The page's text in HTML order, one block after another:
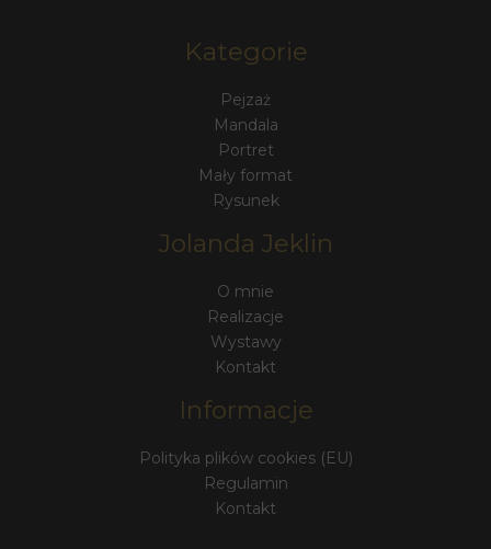
Kategorie
Pejzaż
Mandala
Portret
Mały format
Rysunek
Jolanda Jeklin
O mnie
Realizacje
Wystawy
Kontakt
Informacje
Polityka plików cookies (EU)
Regulamin
Kontakt